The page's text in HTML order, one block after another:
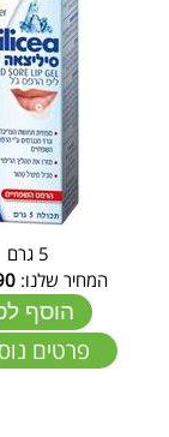
5 גרם
המחיר שלנו:
הוסף
פרטים